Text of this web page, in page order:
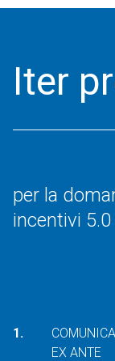
Iter
per la
incentivi 5.0
EX ANTE